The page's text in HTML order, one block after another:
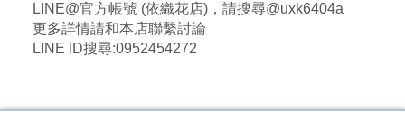
LINE@官方帳號 (依織花店)，請搜尋@uxk6404a
更多詳情請和本店聯繫討論
LINE ID搜尋:0952454272